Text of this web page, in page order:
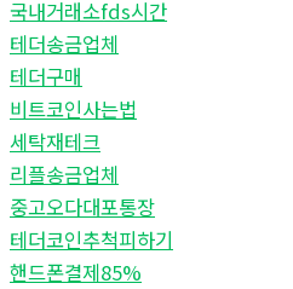
국내거래소fds시간
테더송금업체
테더구매
비트코인사는법
세탁재테크
리플송금업체
중고오다대포통장
테더코인추척피하기
핸드폰결제85%